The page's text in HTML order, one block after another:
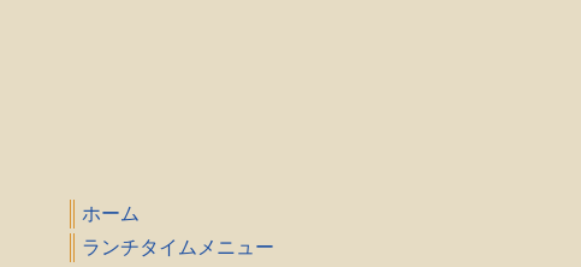
ホーム
ランチタイムメニュー